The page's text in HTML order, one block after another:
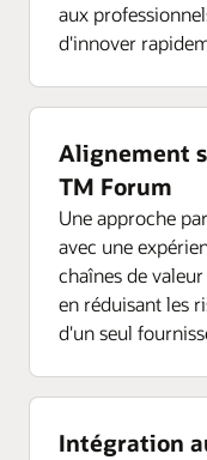
aux
d'innover
Alignement
TM Forum
Une approche
avec une
chaînes de
en réduisant les
d'un seul
Intégration